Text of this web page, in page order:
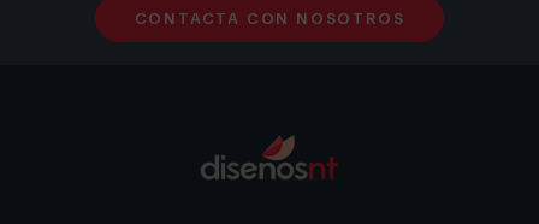
CONTACTA CON NOSOTROS